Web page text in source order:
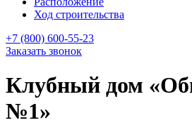
Ход строительства
+7 (800) 600-55-23
Заказать звонок
Клубный дом
№1»